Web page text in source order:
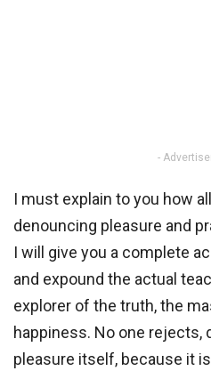
-
I must explain to you how
denouncing pleasure and
I will give you a complete
and expound the actual
explorer of the truth, the
happiness. No one rejects,
pleasure itself, because it